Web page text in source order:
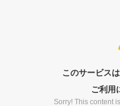
このサービス
ご利用
Sorry! This content